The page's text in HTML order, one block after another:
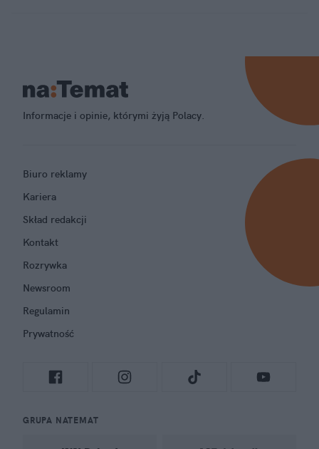
Informacje i opinie, którymi żyją Polacy.
Biuro reklamy
Kariera
Skład redakcji
Kontakt
Rozrywka
Newsroom
Regulamin
Prywatność
GRUPA NATEMAT